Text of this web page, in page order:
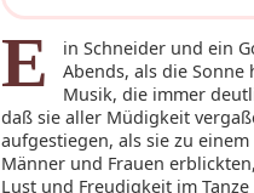
E
in Schneider und ein
Abends, als die
Musik, die immer
daß sie aller Müdigkeit
aufgestiegen, als sie zu
Männer und Frauen
Lust und Freudigkeit im